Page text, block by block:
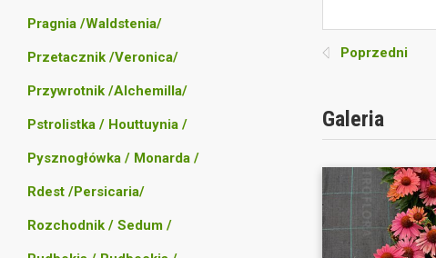
Pragnia /Waldstenia/
Przetacznik /Veronica/
Przywrotnik /Alchemilla/
Pstrolistka / Houttuynia /
Pysznogłówka / Monarda /
Rdest /Persicaria/
Rozchodnik / Sedum /
Poprzedni
Galeria